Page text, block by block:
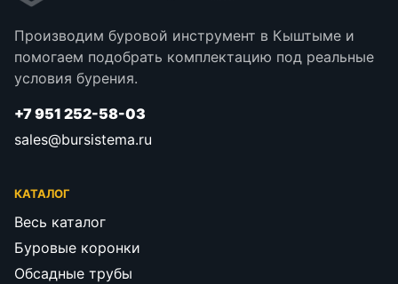
Производим буровой инструмент в Кыштыме и
помогаем подобрать комплектацию под реальные
условия бурения.
+7 951 252-58-03
sales@bursistema.ru
КАТАЛОГ
Весь каталог
Буровые коронки
Обсадные трубы